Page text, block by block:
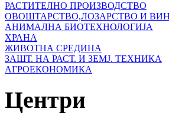
РАСТИТЕЛНО ПРОИЗВОДСТВО
ОВОШТАРСТВО,ЛОЗАРСТВО И
АНИМАЛНА БИОТЕХНОЛОГИЈА
ХРАНА
ЖИВОТНА СРЕДИНА
ЗАШТ. НА РАСТ. И ЗЕМЈ. ТЕХНИКА
АГРОЕКОНОМИКА
Центри